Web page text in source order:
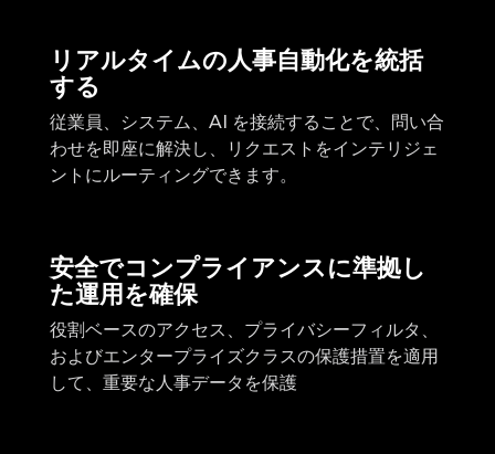
リアルタイムの人事自動化を統括
する
従業員、システム、AI を接続することで、問い合
わせを即座に解決し、リクエストをインテリジェ
ントにルーティングできます。
安全でコンプライアンスに準拠し
た運用を確保
役割ベースのアクセス、プライバシーフィルタ、
およびエンタープライズクラスの保護措置を適用
して、重要な人事データを保護